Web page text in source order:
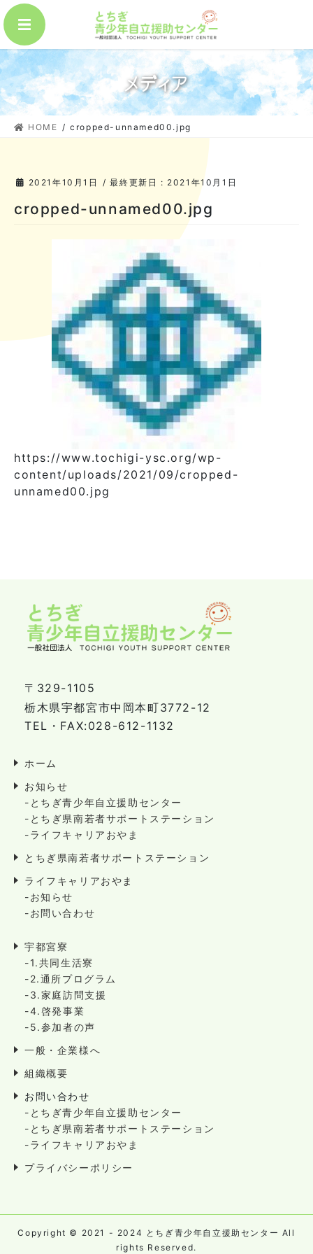
コ
ン
テ
ン
ツ
に
移
ナ
ビ
ゲ
ー
シ
ョ
ン
メディア
HOME cropped-unnamed00.jpg
2021年10月1日 / 最終更新日 : 2021年10月1日
cropped-unnamed00.jpg
https://www.tochigi-ysc.org/wp-
content/uploads/2021/09/cropped-
unnamed00.jpg
〒329-1105
栃木県宇都宮市中岡本町3772-12
TEL・FAX:028-612-1132
ホーム
お知らせ
-とちぎ青少年自立援助センター
-とちぎ県南若者サポートステーション
-ライフキャリアおやま
とちぎ県南若者サポートステーション
ライフキャリアおやま
-お知らせ
-お問い合わせ
宇都宮寮
-1.共同生活寮
-2.通所プログラム
-3.家庭訪問支援
-4.啓発事業
-5.参加者の声
一般・企業様へ
組織概要
お問い合わせ
-とちぎ青少年自立援助センター
-とちぎ県南若者サポートステーション
-ライフキャリアおやま
プライバシーポリシー
Copyright © 2021 - 2024 とちぎ青少年自立援助センター All
rights Reserved.
MENU